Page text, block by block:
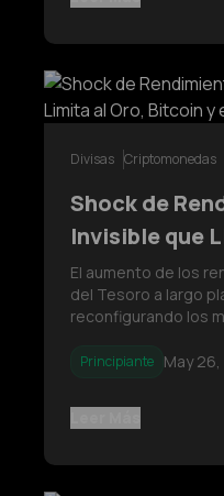
Divisas Criptomonedas
Shock de
Invisible que
Bitcoin y el
El aumento de los
del Tesoro a largo
reconfigurando los
análisis explora
bajo cambios en las
Principiante May